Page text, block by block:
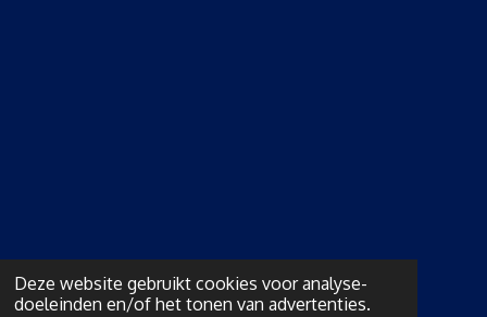
Deze website gebruikt cookies voor analyse-
doeleinden en/of het tonen van advertenties.